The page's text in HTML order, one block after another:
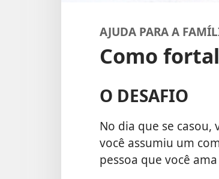
AJUDA PARA A
Como
O DESAFIO
No dia que se casou,
você assumiu um
pessoa que você